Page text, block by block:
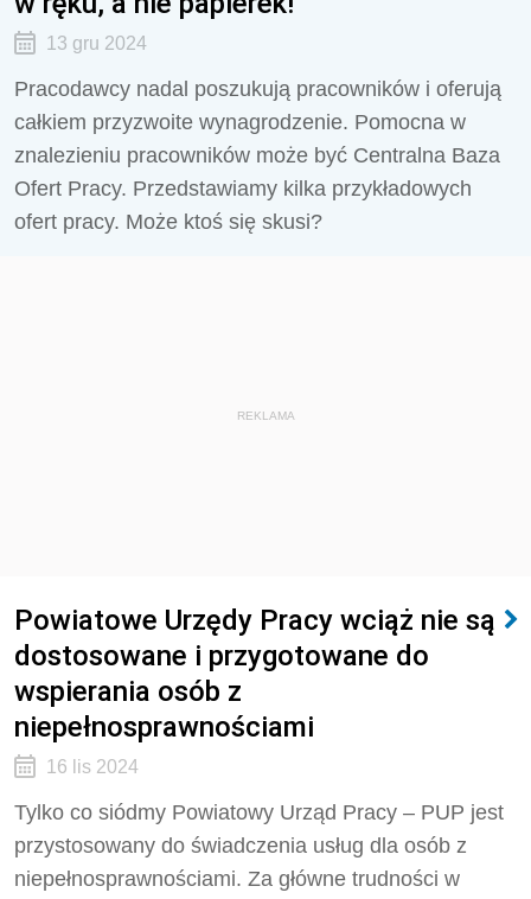
13 gru 2024
Pracodawcy nadal poszukują pracowników i oferują
całkiem przyzwoite wynagrodzenie. Pomocna w
znalezieniu pracowników może być Centralna Baza
Ofert Pracy. Przedstawiamy kilka przykładowych
ofert pracy. Może ktoś się skusi?
REKLAMA
Powiatowe Urzędy Pracy wciąż nie są
dostosowane i przygotowane do
wspierania osób z
niepełnosprawnościami
16 lis 2024
Tylko co siódmy Powiatowy Urząd Pracy – PUP jest
przystosowany do świadczenia usług dla osób z
niepełnosprawnościami. Za główne trudności w